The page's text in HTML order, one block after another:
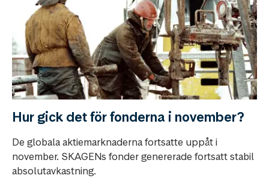
Hur gick det för fonderna i november?
De globala aktiemarknaderna fortsatte uppåt i
november. SKAGENs fonder genererade fortsatt stabil
absolutavkastning.